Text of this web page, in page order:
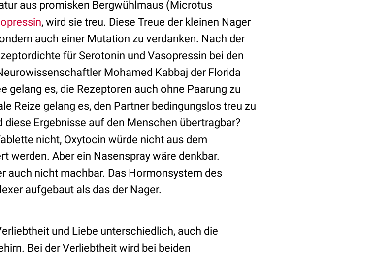
aus promisken Bergwühlmaus (Microtus
, wird sie treu. Diese Treue der kleinen Nager
auch einer Mutation zu verdanken. Nach der
für Serotonin und Vasopressin bei den
Mohamed Kabbaj der Florida
gelang es, die Rezeptoren auch ohne Paarung zu
Reize gelang es, den Partner bedingungslos treu zu
diese Ergebnisse auf den Menschen übertragbar?
nicht, Oxytocin würde nicht aus dem
werden. Aber ein Nasenspray wäre denkbar.
auch nicht machbar. Das Hormonsystem des
aufgebaut als das der Nager.
und Liebe unterschiedlich, auch die
Bei der Verliebtheit wird bei beiden